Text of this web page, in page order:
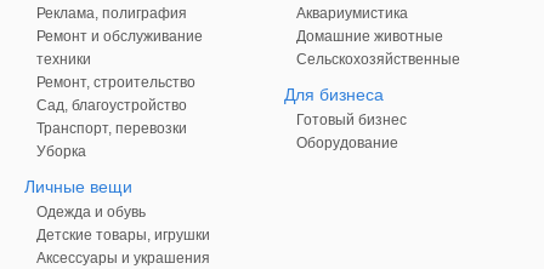
Реклама, полиграфия
Ремонт и обслуживание
техники
Ремонт, строительство
Сад, благоустройство
Транспорт, перевозки
Уборка
Личные вещи
Одежда и обувь
Детские товары, игрушки
Аксессуары и украшения
Аквариумистика
Домашние животные
Сельскохозяйственные
Для бизнеса
Готовый бизнес
Оборудование